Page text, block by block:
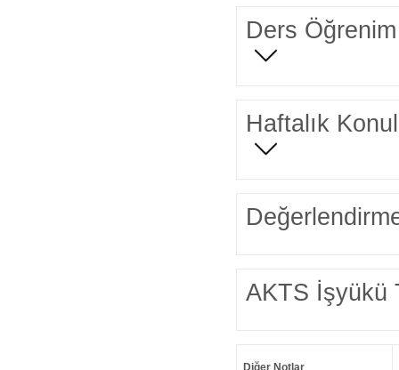
Ders Öğrenim
Haftalık
AKTS İşyükü